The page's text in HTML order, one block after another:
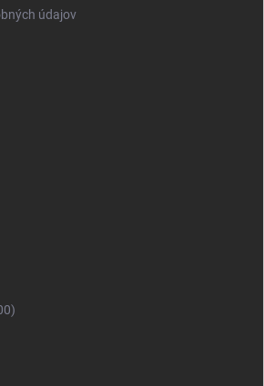
údajov